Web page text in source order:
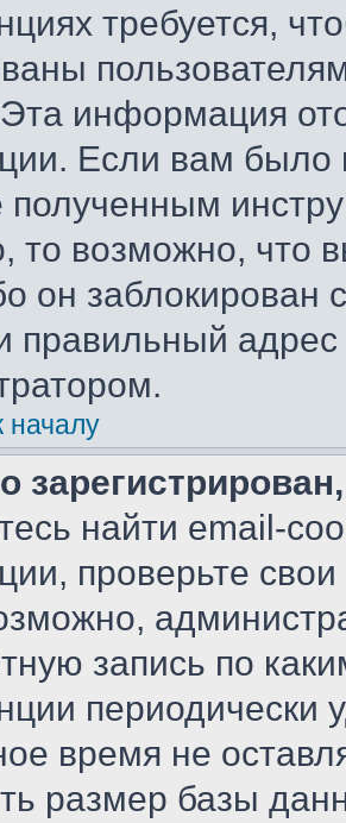
требуется,
информация
Если вам
полученным
то возможно, что
он
правильный адрес
началу
найти email-
проверьте
запись по
периодически
время не
размер базы